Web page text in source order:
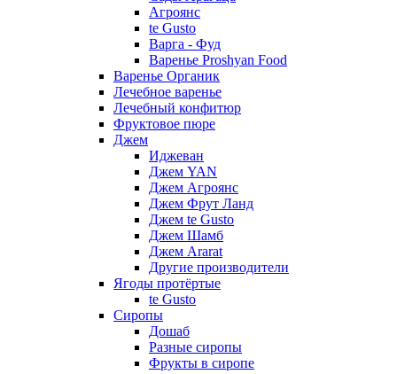
Агроянс
te Gusto
Варга - Фуд
Варенье Proshyan Food
Варенье Органик
Лечебное варенье
Лечебный конфитюр
Фруктовое пюре
Джем
Иджеван
Джем YAN
Джем Агроянс
Джем Фрут Ланд
Джем te Gusto
Джем Шамб
Джем Ararat
Другие производители
Ягоды протёртые
te Gusto
Сиропы
Дошаб
Разные сиропы
Фрукты в сиропе